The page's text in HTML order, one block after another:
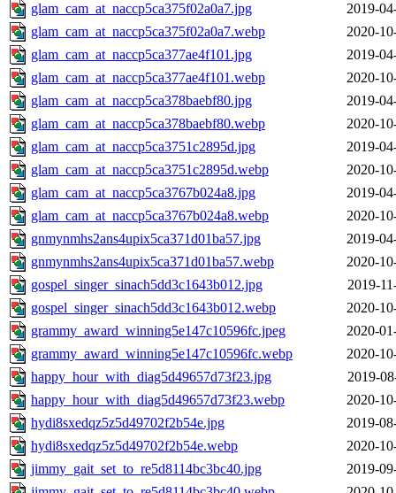
glam_cam_at_naccp5ca375f02a0a7.jpg
2019-
glam_cam_at_naccp5ca375f02a0a7.webp
2020-
glam_cam_at_naccp5ca377ae4f101.jpg
2019-
glam_cam_at_naccp5ca377ae4f101.webp
2020-
glam_cam_at_naccp5ca378baebf80.jpg
2019-
glam_cam_at_naccp5ca378baebf80.webp
2020-
glam_cam_at_naccp5ca3751c2895d.jpg
2019-
glam_cam_at_naccp5ca3751c2895d.webp
2020-
glam_cam_at_naccp5ca3767b024a8.jpg
2019-
glam_cam_at_naccp5ca3767b024a8.webp
2020-
gnmynmhs2ans4upix5ca371d01ba57.jpg
2019-
gnmynmhs2ans4upix5ca371d01ba57.webp
2020-
gospel_singer_sinach5dd3c1643b012.jpg
2019-
gospel_singer_sinach5dd3c1643b012.webp
2020-
grammy_award_winning5e147c10596fc.jpeg
2020-
grammy_award_winning5e147c10596fc.webp
2020-
happy_hour_with_diag5d49657d73f23.jpg
2019-
happy_hour_with_diag5d49657d73f23.webp
2020-
hydi8sxedqz5z5d49702f2b54e.jpg
2019-
hydi8sxedqz5z5d49702f2b54e.webp
2020-
jimmy_gait_set_to_re5d8114bc3bc40.jpg
2019-